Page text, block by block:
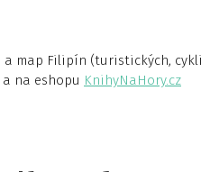
map Filipín (turistických,
na eshopu KnihyNaHory.cz